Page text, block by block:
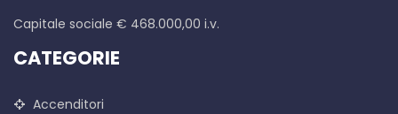
Capitale sociale € 468.000,00 i.v.
CATEGORIE
Accenditori